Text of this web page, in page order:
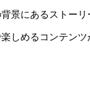
景にあるストー
しめるコンテンツ